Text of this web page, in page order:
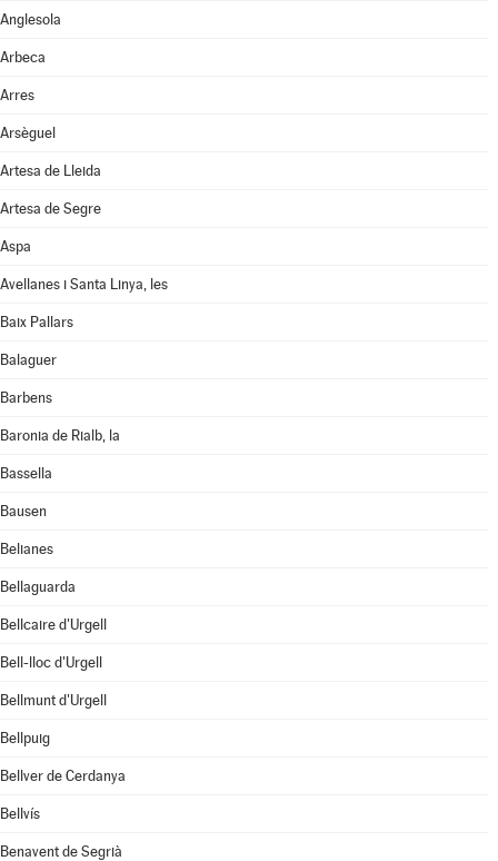
Anglesola
Arbeca
Arres
Arsèguel
Artesa de Lleida
Artesa de Segre
Aspa
Avellanes i Santa Linya, les
Baix Pallars
Balaguer
Barbens
Baronia de Rialb, la
Bassella
Bausen
Belianes
Bellaguarda
Bellcaire d'Urgell
Bell-lloc d'Urgell
Bellmunt d'Urgell
Bellpuig
Bellver de Cerdanya
Bellvís
Benavent de Segrià